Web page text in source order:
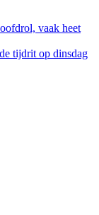
vaak heet
tijdrit op dinsdag